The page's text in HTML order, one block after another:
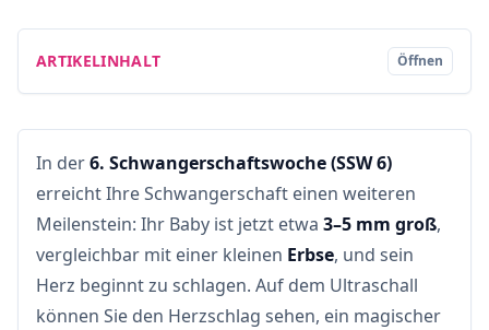
ARTIKELINHALT Öffnen
In der6. Schwangerschaftswoche (SSW 6)
erreicht Ihre Schwangerschaft einen weiteren
Meilenstein: Ihr Baby ist jetzt etwa 3–5 mm groß,
vergleichbar mit einer kleinen Erbse, und sein
Herz beginnt zu schlagen. Auf dem Ultraschall
können Sie den Herzschlag sehen, ein magischer